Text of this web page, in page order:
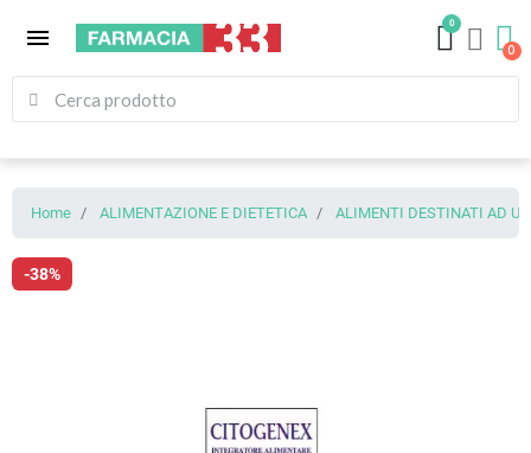
menu
0
Home ALIMENTAZIONE E DIETETICA ALIMENTI DESTINATI AD
-38%